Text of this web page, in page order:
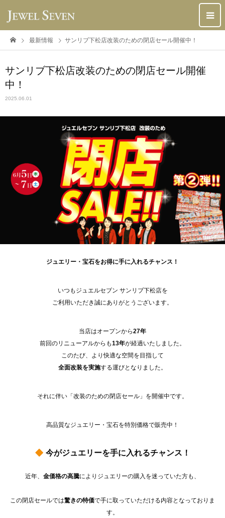
最新情報 サンリブ下松店改装のための閉店セール開催中！
サンリブ下松店改装のための閉店セール開催
中！
2025.06.01
ジュエリー・宝石をお得に手に入れるチャンス！
いつもジュエルセブン サンリブ下松店を
ご利用いただき誠にありがとうございます。
当店はオープンから27年
前回のリニューアルからも13年が経過いたしました。
このたび、より快適な空間を目指して
全面改装を実施する運びとなりました。
それに伴い「改装のための閉店セール」を開催中です。
高品質なジュエリー・宝石を特別価格で販売中！
今がジュエリーを手に入れるチャンス！
近年、 金価格の高騰によりジュエリーの購入を迷っていた方も、
この閉店セールでは驚きの特価で手に取っていただける内容となっておりま
す。